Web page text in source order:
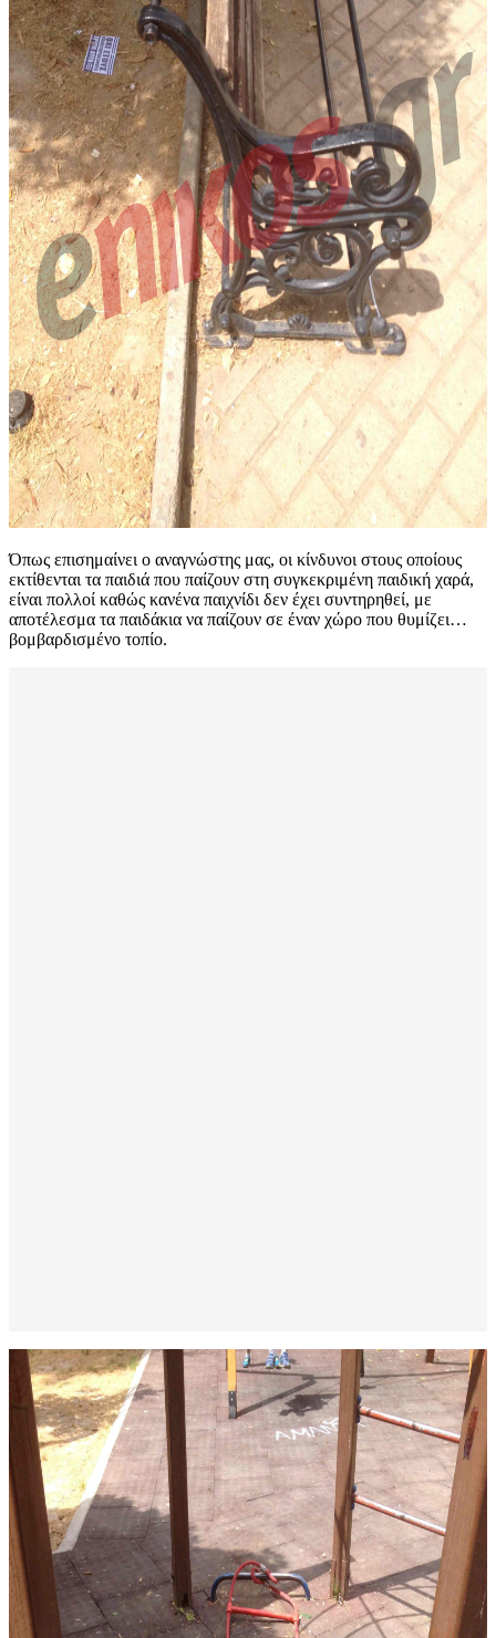
Όπως επισημαίνει ο αναγνώστης μας, οι κίνδυνοι στους οποίους
εκτίθενται τα παιδιά που παίζουν στη συγκεκριμένη παιδική χαρά,
είναι πολλοί καθώς κανένα παιχνίδι δεν έχει συντηρηθεί, με
αποτέλεσμα τα παιδάκια να παίζουν σε έναν χώρο που θυμίζει…
βομβαρδισμένο τοπίο.